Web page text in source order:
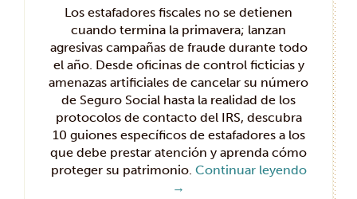
Los estafadores fiscales no se detienen
cuando termina la primavera; lanzan
agresivas campañas de fraude durante todo
el año. Desde oficinas de control ficticias y
amenazas artificiales de cancelar su número
de Seguro Social hasta la realidad de los
protocolos de contacto del IRS, descubra
10 guiones específicos de estafadores a los
que debe prestar atención y aprenda cómo
proteger su patrimonio. Continuar leyendo
→